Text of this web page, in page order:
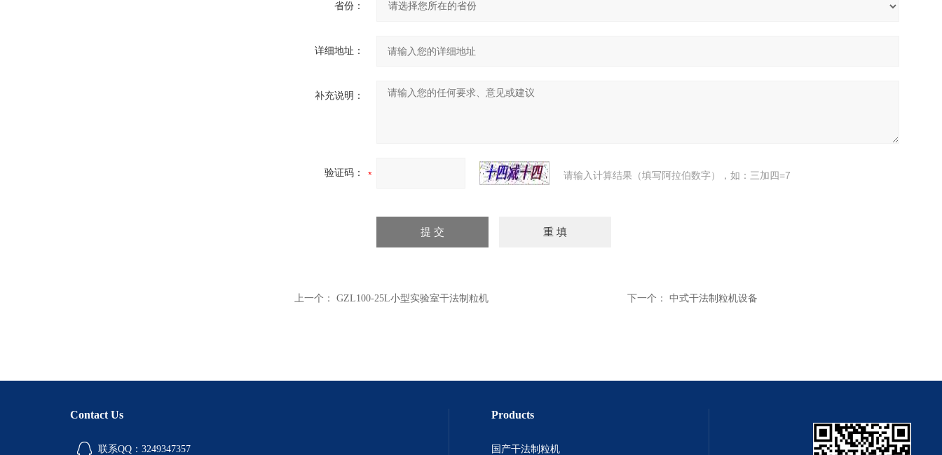
省份：
详细地址：
补充说明：
验证码： 请输入计算结果（填写阿拉伯数字），如：三加四=7
上一个： GZL100-25L小型实验室干法制粒机 下一个： 中式干法制粒机设备
Contact Us
联系QQ：3249347357
Products
国产干法制粒机